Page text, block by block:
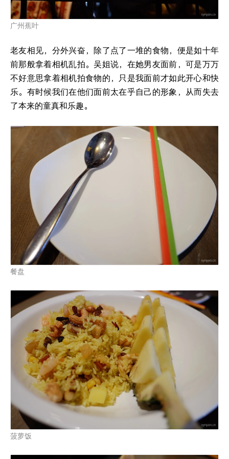
广州蕉叶
老友相见，分外兴奋，除了点了一堆的食物，便是如十年
前那般拿着相机乱拍。吴姐说，在她男友面前，可是万万
不好意思拿着相机拍食物的，只是我面前才如此开心和快
乐。有时候我们在他们面前太在乎自己的形象，从而失去
了本来的童真和乐趣。
餐盘
菠萝饭